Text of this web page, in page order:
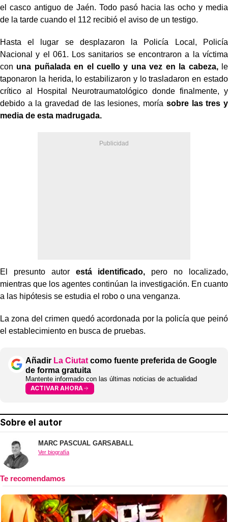
el casco antiguo de Jaén. Todo pasó hacia las ocho y media
de la tarde cuando el 112 recibió el aviso de un testigo.
Hasta el lugar se desplazaron la Policía Local, Policía
Nacional y el 061. Los sanitarios se encontraron a la víctima
con una puñalada en el cuello y una vez en la cabeza, le
taponaron la herida, lo estabilizaron y lo trasladaron en estado
crítico al Hospital Neurotraumatológico donde finalmente, y
debido a la gravedad de las lesiones, moría sobre las tres y
media de esta madrugada.
El presunto autor está identificado, pero no localizado,
mientras que los agentes continúan la investigación. En cuanto
a las hipótesis se estudia el robo o una venganza.
La zona del crimen quedó acordonada por la policía que peinó
el establecimiento en busca de pruebas.
Añadir La Ciutat como fuente preferida de Google
de forma gratuita
Mantente informado con las últimas noticias de actualidad
ACTIVAR AHORA
Sobre el autor
MARC PASCUAL GARSABALL
Ver biografía